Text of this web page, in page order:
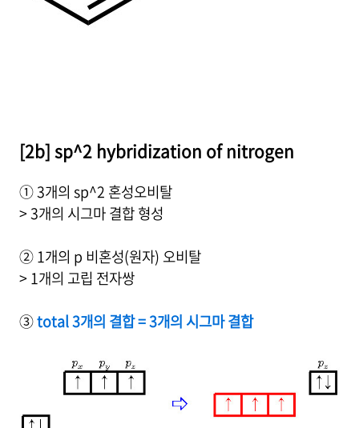
[2b] sp^2 hybridization of nitrogen
① 3개의 sp^2 혼성오비탈
> 3개의 시그마 결합 형성
② 1개의 p 비혼성(원자) 오비탈
> 1개의 고립 전자쌍
③total 3개의 결합 = 3개의 시그마 결합